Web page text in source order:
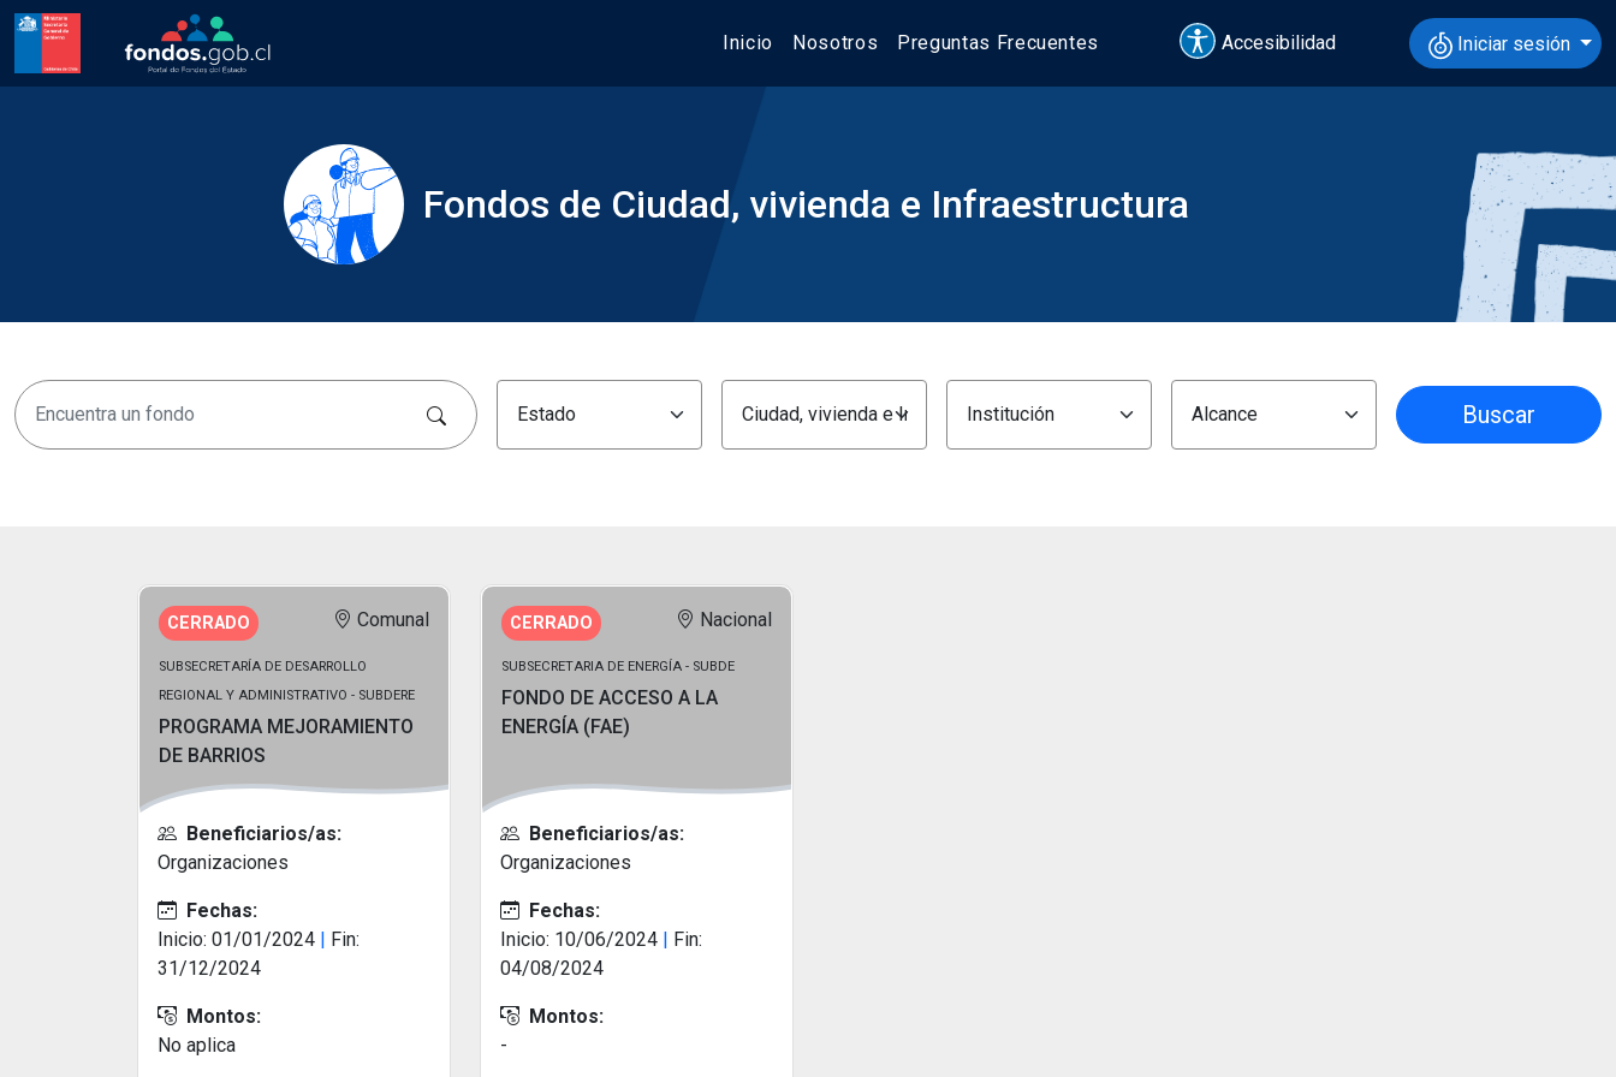
Inicio Nosotros Preguntas Frecuentes Accesibilidad Iniciar sesión
Fondos de Ciudad, vivienda e Infraestructura
Buscar
CERRADO Comunal
SUBSECRETARÍA DE DESARROLLO
REGIONAL Y ADMINISTRATIVO - SUBDERE
PROGRAMA MEJORAMIENTO
DE BARRIOS
Beneficiarios/as:
Organizaciones
Fechas:
Inicio: 01/01/2024 | Fin:
31/12/2024
Montos:
No aplica
CERRADO Nacional
SUBSECRETARIA DE ENERGÍA - SUBDE
FONDO DE ACCESO A LA
ENERGÍA (FAE)
Beneficiarios/as:
Organizaciones
Fechas:
Inicio: 10/06/2024 | Fin:
04/08/2024
Montos:
-